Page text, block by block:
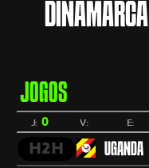
DINAMARCA
JOGOS
J: 0 V: E:
H2H UGANDA